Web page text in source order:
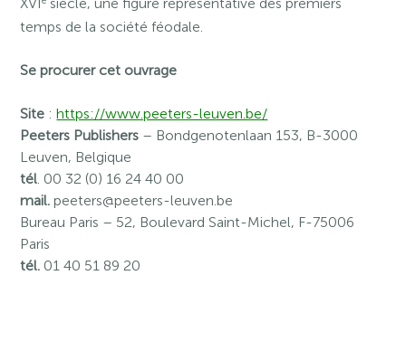
temps de la société féodale.
Se procurer cet ouvrage
Site :https://www.peeters-leuven.be/
Peeters Publishers – Bondgenotenlaan 153, B-3000
Leuven, Belgique
tél. 00 32 (0) 16 24 40 00
mail. peeters@peeters-leuven.be
Bureau Paris – 52, Boulevard Saint-Michel, F-75006
Paris
tél. 01 40 51 89 20